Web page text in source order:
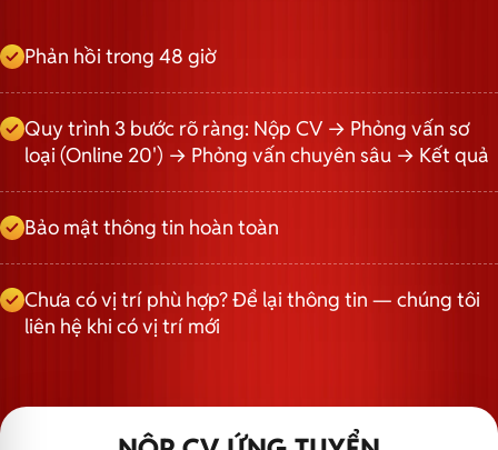
Phản hồi trong 48 giờ
Quy trình 3 bước rõ ràng: Nộp CV → Phỏng vấn sơ
loại (Online 20') → Phỏng vấn chuyên sâu → Kết quả
Bảo mật thông tin hoàn toàn
Chưa có vị trí phù hợp? Để lại thông tin — chúng tôi
liên hệ khi có vị trí mới